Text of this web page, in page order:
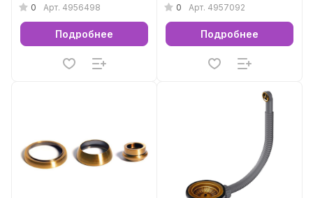
0 Арт. 4956498
Подробнее
0 Арт. 4957092
Подробнее